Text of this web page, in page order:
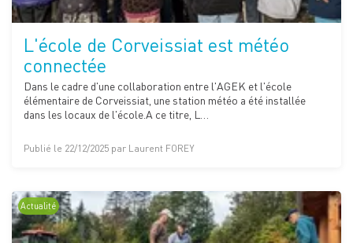
L'école de Corveissiat est météo
connectée
Dans le cadre d'une collaboration entre l'AGEK et l'école
élémentaire de Corveissiat, une station météo a été installée
dans les locaux de l'école.A ce titre, L…
Publié le 22/12/2025 par Laurent FOREY
Actualité